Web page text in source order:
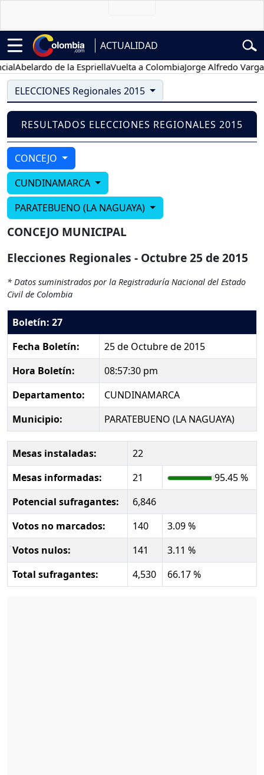
ACTUALIDAD
Abelardo de la EspriellaVuelta a ColombiaJorge Alfredo Vargas
ELECCIONES Regionales 2015
RESULTADOS ELECCIONES REGIONALES 2015
CONCEJO
CUNDINAMARCA
PARATEBUENO (LA NAGUAYA)
CONCEJO MUNICIPAL
Elecciones Regionales - Octubre 25 de 2015
* Datos suministrados por la Registraduría Nacional del Estado
Civil de Colombia
Boletín: 27
Fecha Boletín:
25 de Octubre de 2015
Hora Boletín:
08:57:30 pm
Departamento:
CUNDINAMARCA
Municipio:
PARATEBUENO (LA NAGUAYA)
Mesas instaladas:
22
Mesas informadas:
21
95.45 %
Potencial sufragantes:
6,846
Votos no marcados:
140
3.09 %
Votos nulos:
141
3.11 %
Total sufragantes:
4,530 66.17 %